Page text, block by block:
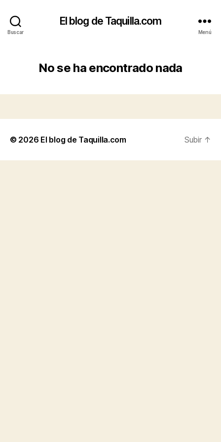
Buscar
El blog de Taquilla.com
Menú
No se ha encontrado nada
© 2026 El blog de Taquilla.com Subir ↑